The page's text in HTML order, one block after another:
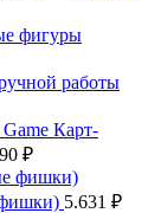
фигуры
работы
Карт-
₽
5.631 ₽